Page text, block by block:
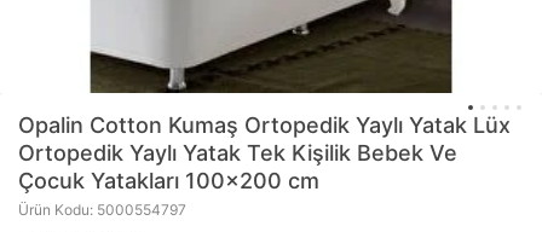
Opalin Cotton Kumaş Ortopedik Yaylı Yatak Lüx
Ortopedik Yaylı Yatak Tek Kişilik Bebek Ve
Çocuk Yatakları 100x200 cm
Ürün Kodu: 5000554797